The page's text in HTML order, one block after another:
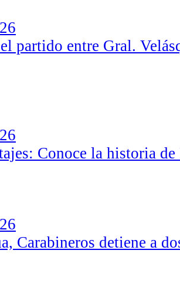
partido entre Gral.
Conoce la historia
Carabineros detiene a